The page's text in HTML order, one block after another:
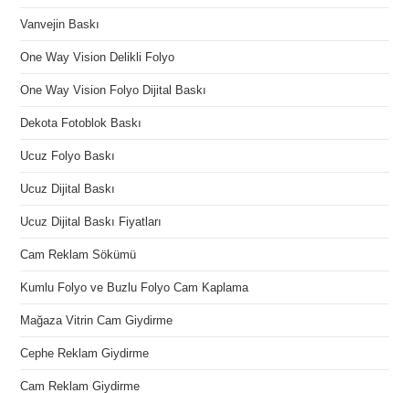
Vanvejin Baskı
One Way Vision Delikli Folyo
One Way Vision Folyo Dijital Baskı
Dekota Fotoblok Baskı
Ucuz Folyo Baskı
Ucuz Dijital Baskı
Ucuz Dijital Baskı Fiyatları
Cam Reklam Sökümü
Kumlu Folyo ve Buzlu Folyo Cam Kaplama
Mağaza Vitrin Cam Giydirme
Cephe Reklam Giydirme
Cam Reklam Giydirme